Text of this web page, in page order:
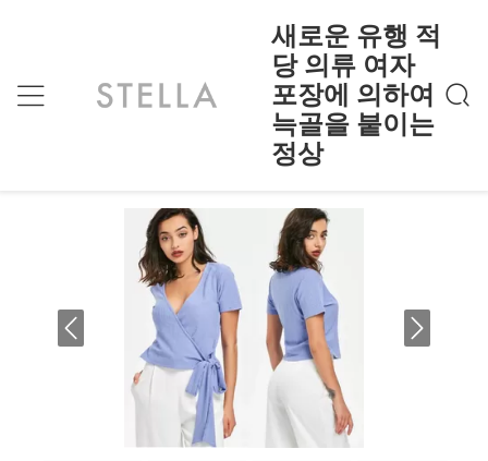
새로운 유행 적
당 의류 여자
포장에 의하여
늑골을 붙이는
정상
홈> >새로운 유행 적당 의류 여자 포장에 의하여 늑골
을 붙이는 정상
새로운 유행 적당 의류 여자 포장에 의
하여 늑골을 붙이는 정상